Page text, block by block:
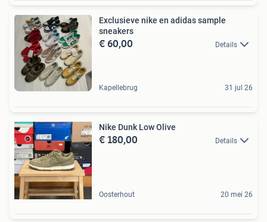
Exclusieve nike en adidas sample
sneakers
€ 60,00 Details
Kapellebrug 31 jul 26
Nike Dunk Low Olive
€ 180,00 Details
Oosterhout 20 mei 26